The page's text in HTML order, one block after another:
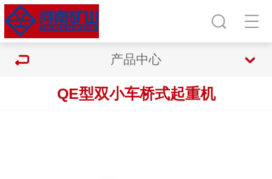
产品中心
QE型双小车桥式起重机